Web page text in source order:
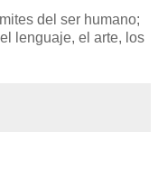
del ser humano;
lenguaje, el arte, los